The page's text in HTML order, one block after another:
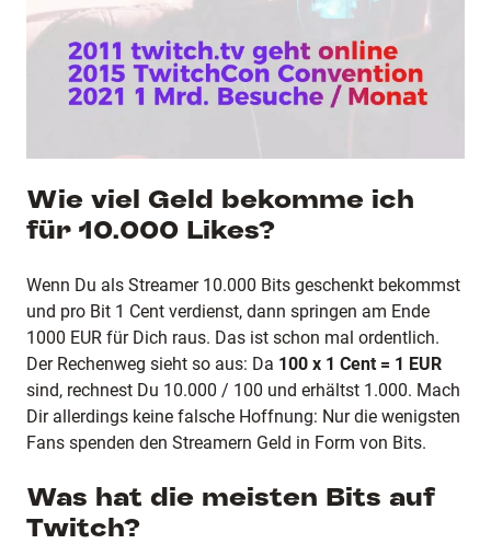
Wie viel Geld bekomme ich
für 10.000 Likes?
Wenn Du als Streamer 10.000 Bits geschenkt bekommst
und pro Bit 1 Cent verdienst, dann springen am Ende
1000 EUR für Dich raus. Das ist schon mal ordentlich.
Der Rechenweg sieht so aus: Da 100 x 1 Cent = 1 EUR
sind, rechnest Du 10.000 / 100 und erhältst 1.000. Mach
Dir allerdings keine falsche Hoffnung: Nur die wenigsten
Fans spenden den Streamern Geld in Form von Bits.
Was hat die meisten Bits auf
Twitch?